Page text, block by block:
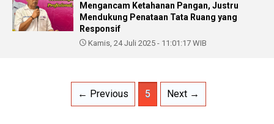
Mengancam Ketahanan Pangan, Justru
Mendukung Penataan Tata Ruang yang
Responsif
Kamis, 24 Juli 2025 - 11:01:17 WIB
← Previous 5 Next →